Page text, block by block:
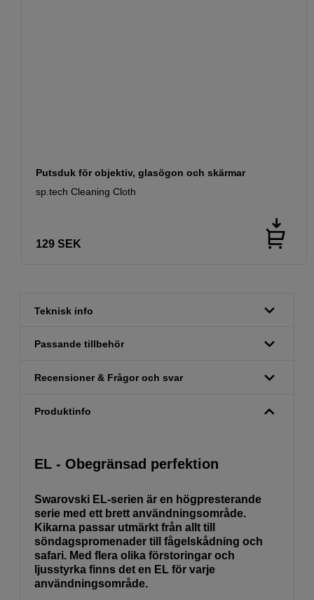
Putsduk för objektiv, glasögon och skärmar
sp.tech Cleaning Cloth
129 SEK
Teknisk info
Passande tillbehör
Recensioner & Frågor och svar
Produktinfo
EL - Obegränsad perfektion
Swarovski EL-serien är en högpresterande
serie med ett brett användningsområde.
Kikarna passar utmärkt från allt till
söndagspromenader till fågelskådning och
safari. Med flera olika förstoringar och
ljusstyrka finns det en EL för varje
användningsområde.